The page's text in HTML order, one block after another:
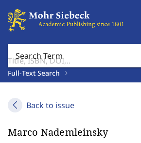
Search Term
Full-Text Search
Back to issue
Marco Nademleinsky